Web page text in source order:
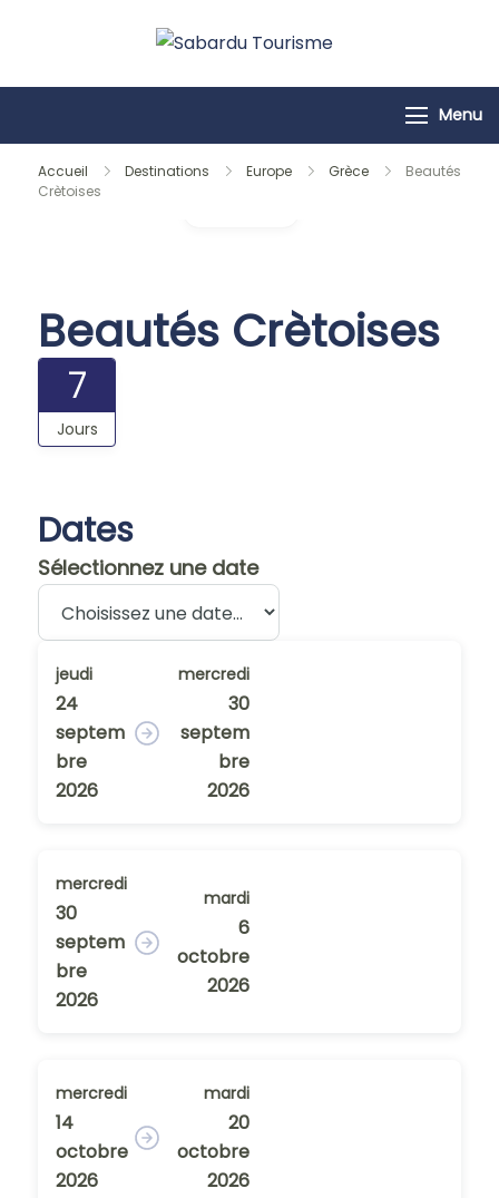
Tourisme
Menu
Accueil Destinations Europe Grèce
Beautés
Crètoises
Beautés Crètoises
7
Jours
Dates
Sélectionnez une date
jeudi
24
septem
bre
2026
mercredi
30
septem
bre
2026
mercredi
30
septem
bre
2026
mardi
6
octobre
2026
mercredi
14
octobre
2026
mardi
20
octobre
2026